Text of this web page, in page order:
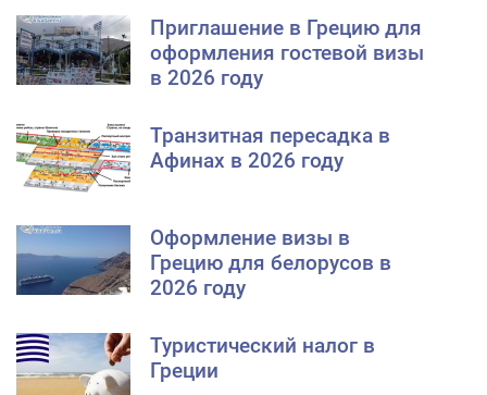
Приглашение в Грецию для
оформления гостевой визы
в 2026 году
Транзитная пересадка в
Афинах в 2026 году
Оформление визы в
Грецию для белорусов в
2026 году
Туристический налог в
Греции